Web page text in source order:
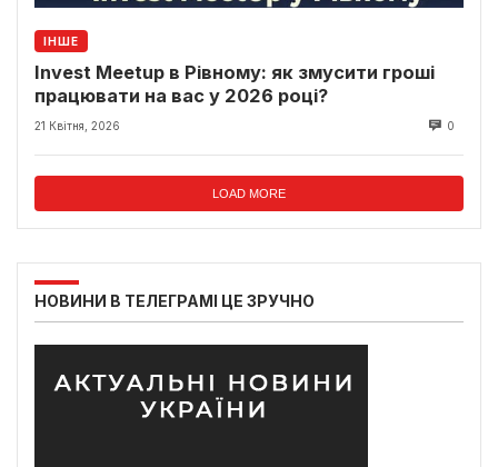
ІНШЕ
Invest Meetup в Рівному: як змусити гроші
працювати на вас у 2026 році?
21 Квітня, 2026 0
LOAD MORE
НОВИНИ В ТЕЛЕГРАМІ ЦЕ ЗРУЧНО